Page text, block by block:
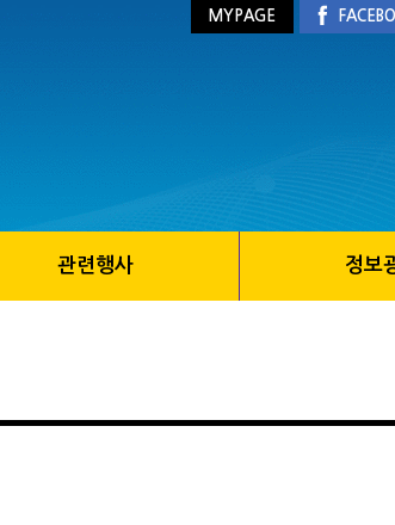
MYPAGE
관련행사 정보